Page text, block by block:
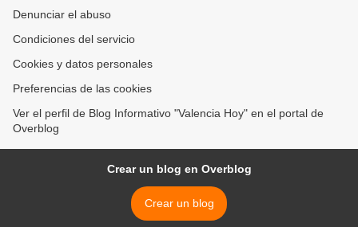
Denunciar el abuso
Condiciones del servicio
Cookies y datos personales
Preferencias de las cookies
Ver el perfil de Blog Informativo "Valencia Hoy" en el portal de
Overblog
Crear un blog en Overblog
Crear un blog